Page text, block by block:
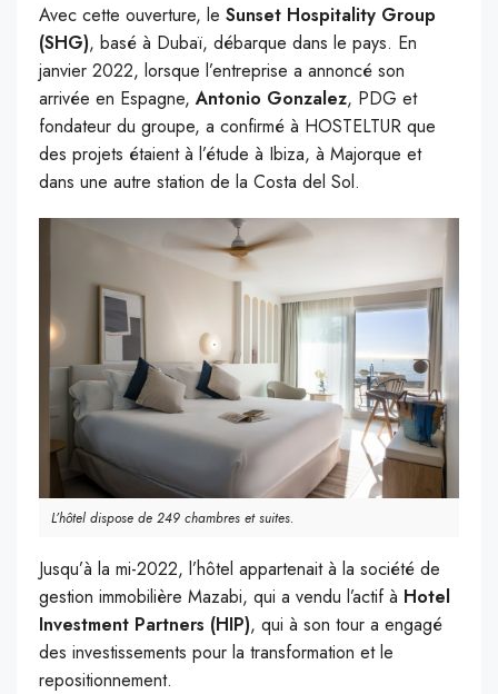
Avec cette ouverture, le Sunset Hospitality Group
(SHG), basé à Dubaï, débarque dans le pays. En
janvier 2022, lorsque l’entreprise a annoncé son
arrivée en Espagne,Antonio Gonzalez, PDG et
fondateur du groupe, a confirmé à HOSTELTUR que
des projets étaient à l’étude à Ibiza, à Majorque et
dans une autre station de la Costa del Sol.
L’hôtel dispose de 249 chambres et suites.
Jusqu’à la mi-2022, l’hôtel appartenait à la société de
gestion immobilière Mazabi, qui a vendu l’actif à Hotel
Investment Partners (HIP), qui à son tour a engagé
des investissements pour la transformation et le
repositionnement.